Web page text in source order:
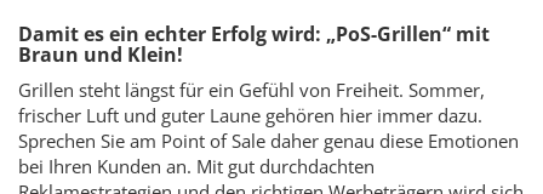
Damit es ein echter Erfolg wird: „PoS-Grillen“ mit
Braun und Klein!
Grillen steht längst für ein Gefühl von Freiheit. Sommer,
frischer Luft und guter Laune gehören hier immer dazu.
Sprechen Sie am Point of Sale daher genau diese Emotionen
bei Ihren Kunden an. Mit gut durchdachten